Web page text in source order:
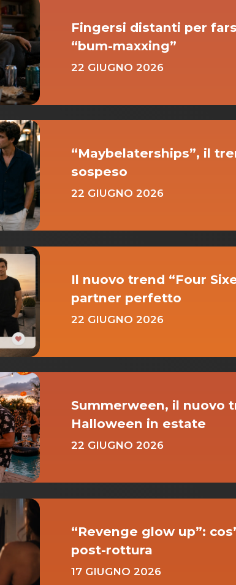
Fingersi distanti per
“bum-maxxing”
22 GIUGNO 2026
“Maybelaterships”, il
sospeso
22 GIUGNO 2026
Il nuovo trend “Four
partner perfetto
22 GIUGNO 2026
Summerween, il nuovo
Halloween in estate
22 GIUGNO 2026
“Revenge glow up”:
post-rottura
17 GIUGNO 2026